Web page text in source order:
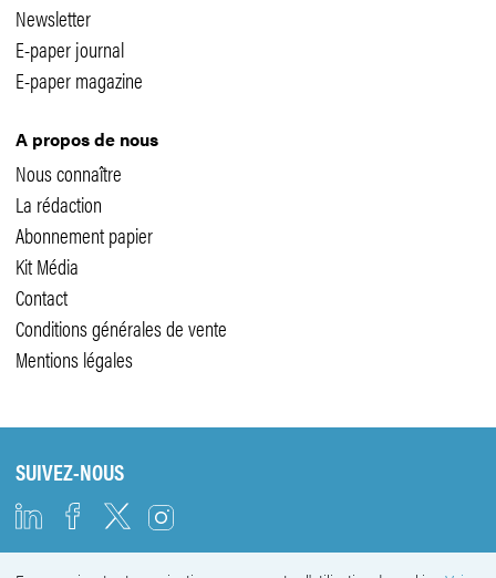
Newsletter
E-paper journal
E-paper magazine
A propos de nous
Nous connaître
La rédaction
Abonnement papier
Kit Média
Contact
Conditions générales de vente
Mentions légales
SUIVEZ-NOUS